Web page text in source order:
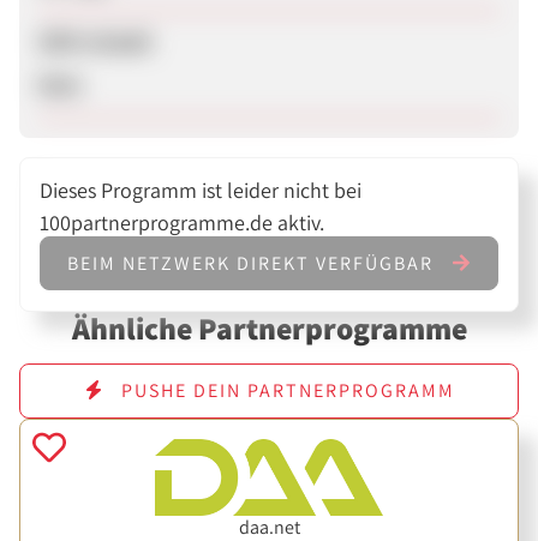
Dieses Programm ist leider nicht bei
100partnerprogramme.de aktiv.
BEIM NETZWERK DIREKT VERFÜGBAR
Ähnliche Partnerprogramme
PUSHE DEIN PARTNERPROGRAMM
daa.net